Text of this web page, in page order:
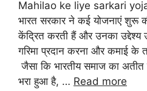
Mahilao ke liye sarkari
भारत सरकार ने कई योजनाएं शुरू
केंद्रित करती हैं और उनका उद्देश्य
गरिमा प्रदान करना और कमाई के
जैसा कि भारतीय समाज का
भरा हुआ है, … Read more